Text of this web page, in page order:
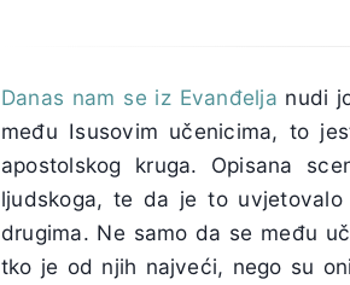
Danas nam se iz Evanđelja nudi
među Isusovim učenicima, to
apostolskog kruga. Opisana
ljudskoga, te da je to
drugima. Ne samo da se među
tko je od njih najveći, nego su